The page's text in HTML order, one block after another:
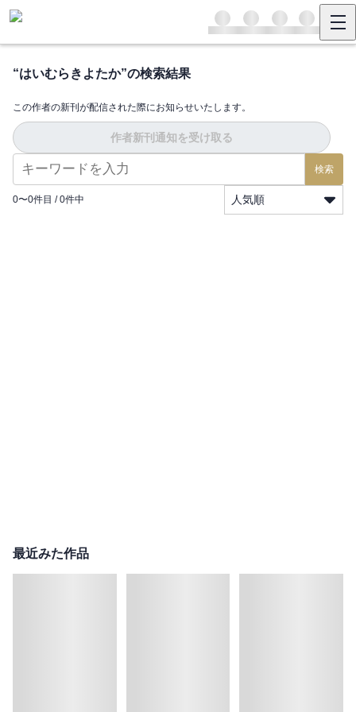
“はいむらきよたか”の検索結果
この作者の新刊が配信された際にお知らせいたします。
作者新刊通知を受け取る
検索
0〜0件目 / 0件中 人気順
最近みた作品